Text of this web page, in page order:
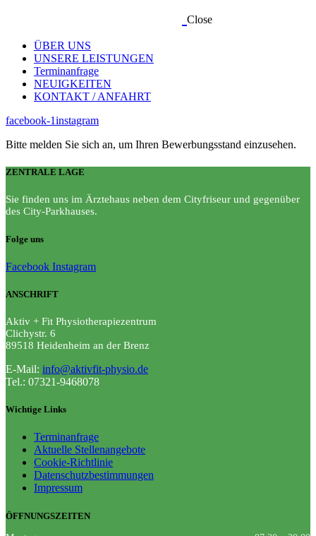
Close
ÜBER UNS
UNSERE LEISTUNGEN
Terminanfrage
NEUIGKEITEN
KONTAKT / ANFAHRT
facebook-1instagram
Bitte melden Sie sich an, um Ihren Bewerbungsstand einzusehen.
ZENTRALE LAGE
Sie finden uns im Ärztehaus neben dem Cityfriseur und gegenüber
des City-Parkhauses.
Folge uns
Facebook Instagram
ANSCHRIFT
Aktiv + Fit Physiotherapiezentrum
Clichystr. 6
89518 Heidenheim an der Brenz
E-Mail: info@aktivfit-physio.de
Tel.: 07321-9468078
Wichtige Links
Terminanfrage
Aktuelle Stellenangebote
Cookie-Richtlinie
Datenschutzbestimmungen
Impressum
ÖFFNUNGSZEITEN